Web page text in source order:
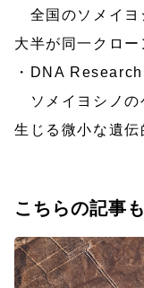
全国のソメイヨ
大半が同一クロ
・DNA
ソメイヨシノの
生じる微小な遺
こちらの記事